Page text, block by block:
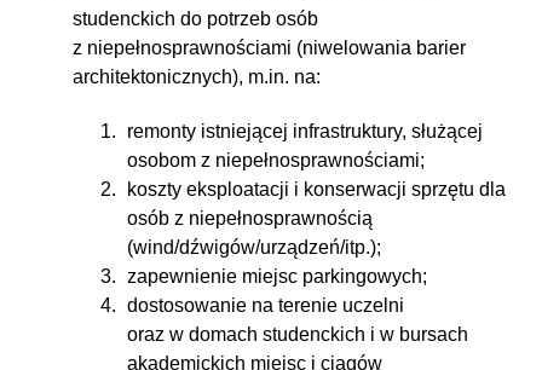
studenckich do potrzeb osób
z niepełnosprawnościami (niwelowania barier
architektonicznych), m.in. na:
remonty istniejącej infrastruktury, służącej
osobom z niepełnosprawnościami;
koszty eksploatacji i konserwacji sprzętu dla
osób z niepełnosprawnością
(wind/dźwigów/urządzeń/itp.);
zapewnienie miejsc parkingowych;
dostosowanie na terenie uczelni
oraz w domach studenckich i w bursach
akademickich miejsc i ciągów